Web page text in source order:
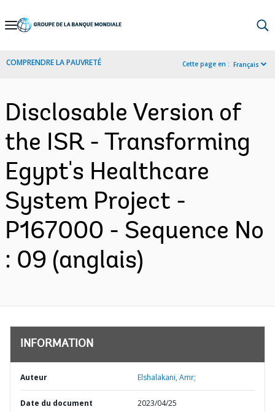
Skip
Navigation
COMPRENDRE LA PAUVRETÉ Cette page en : Français
Disclosable Version of
the ISR - Transforming
Egypt's Healthcare
System Project -
P167000 - Sequence No
: 09 (anglais)
INFORMATION
Auteur Elshalakani, Amr;
Date du document 2023/04/25